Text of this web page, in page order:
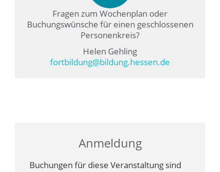
Fragen zum Wochenplan oder
Buchungswünsche für einen geschlossenen
Personenkreis?
Helen Gehling
fortbildung@bildung.hessen.de
Anmeldung
Buchungen für diese Veranstaltung sind